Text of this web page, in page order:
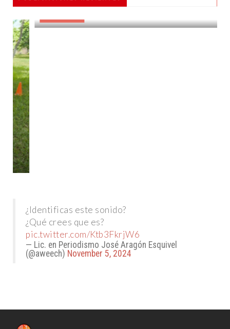
¿Identificas este sonido?
¿Qué crees que es?
pic.twitter.com/Ktb3FkrjW6
— Lic. en Periodismo José Aragón Esquivel
(@aweech) November 5, 2024